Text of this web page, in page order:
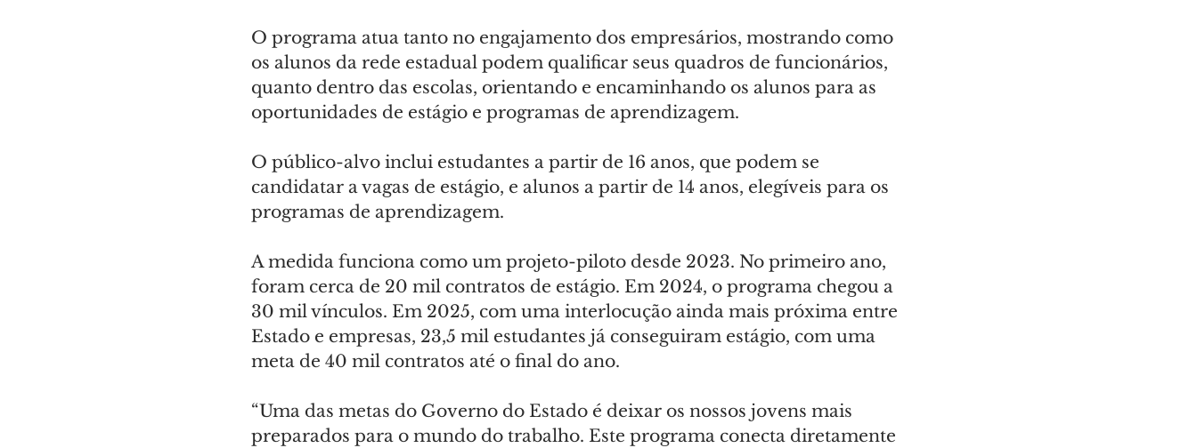
O programa atua tanto no engajamento dos empresários, mostrando como
os alunos da rede estadual podem qualificar seus quadros de funcionários,
quanto dentro das escolas, orientando e encaminhando os alunos para as
oportunidades de estágio e programas de aprendizagem.
O público-alvo inclui estudantes a partir de 16 anos, que podem se
candidatar a vagas de estágio, e alunos a partir de 14 anos, elegíveis para os
programas de aprendizagem.
A medida funciona como um projeto-piloto desde 2023. No primeiro ano,
foram cerca de 20 mil contratos de estágio. Em 2024, o programa chegou a
30 mil vínculos. Em 2025, com uma interlocução ainda mais próxima entre
Estado e empresas, 23,5 mil estudantes já conseguiram estágio, com uma
meta de 40 mil contratos até o final do ano.
“Uma das metas do Governo do Estado é deixar os nossos jovens mais
preparados para o mundo do trabalho. Este programa conecta diretamente